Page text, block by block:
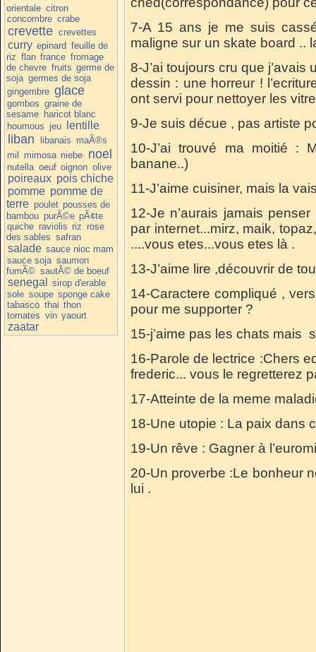
orientale citron
concombre crabe
crevette crevettes
curry epinard feuille de
riz flan france fromage
de chevre fruits germe de
soja germes de soja
gingembre glace
gombos graine de
sesame haricot blanc
houmous jeu lentille
liban libanais maÃ®s
mil mimosa niebe noel
nutella oeuf oignon olive
poireaux pois chiche
pomme pomme de
terre poulet pousses de
bambou purÃ©e pÃ¢te
quiche raviolis riz rose
des sables safran
salade sauce nioc mam
sauce soja saumon
fumÃ© sautÃ© de boeuf
senegal
sirop d'erable
sole soupe sponge cake
tabasco thai thon
tomates vin yaourt
zaatar
7-A 15 ans je me suis
maligne sur un skate board ..
8-J’ai toujours cru que
dessin : une horreur !
ont servi pour nettoyer les
9-Je suis décue , pas artiste
10-J’ai trouvé ma moitié :
banane..)
11-J’aime cuisiner, mais la
12-Je n’aurais jamais
par internet...mirz, maik,
....vous etes...vous etes là .
13-J’aime lire ,découvrir de
14-Caractere compliqué ,
pour me supporter ?
15-j’aime pas les chats mais
16-Parole de lectrice :Chers
frederic... vous le regretterez
17-Atteinte de la meme
18-Une utopie : La paix dans
19-Un rêve : Gagner à
20-Un proverbe :Le bonheur
lui .